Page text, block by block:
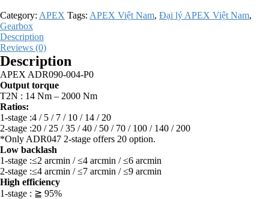
Category: APEX Tags: APEX Việt Nam, Đại lý APEX Việt Nam,
Gearbox
Description
Reviews (0)
Description
APEX ADR090-004-P0
Output torque
T2N : 14 Nm – 2000 Nm
Ratios:
1-stage :4 / 5 / 7 / 10 / 14 / 20
2-stage :20 / 25 / 35 / 40 / 50 / 70 / 100 / 140 / 200
*Only ADR047 2-stage offers 20 option.
Low backlash
1-stage :≤2 arcmin / ≤4 arcmin / ≤6 arcmin
2-stage :≤4 arcmin / ≤7 arcmin / ≤9 arcmin
High efficiency
1-stage : ≧ 95%